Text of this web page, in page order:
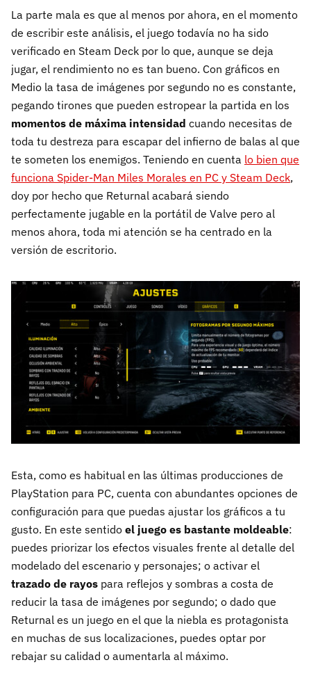
La parte mala es que al menos por ahora, en el momento
de escribir este análisis, el juego todavía no ha sido
verificado en Steam Deck por lo que, aunque se deja
jugar, el rendimiento no es tan bueno. Con gráficos en
Medio la tasa de imágenes por segundo no es constante,
pegando tirones que pueden estropear la partida en los
momentos de máxima intensidad cuando necesitas de
toda tu destreza para escapar del infierno de balas al que
te someten los enemigos. Teniendo en cuenta lo bien que
funciona Spider-Man Miles Morales en PC y Steam Deck,
doy por hecho que Returnal acabará siendo
perfectamente jugable en la portátil de Valve pero al
menos ahora, toda mi atención se ha centrado en la
versión de escritorio.
Esta, como es habitual en las últimas producciones de
PlayStation para PC, cuenta con abundantes opciones de
configuración para que puedas ajustar los gráficos a tu
gusto. En este sentido el juego es bastante moldeable:
puedes priorizar los efectos visuales frente al detalle del
modelado del escenario y personajes; o activar el
trazado de rayos para reflejos y sombras a costa de
reducir la tasa de imágenes por segundo; o dado que
Returnal es un juego en el que la niebla es protagonista
en muchas de sus localizaciones, puedes optar por
rebajar su calidad o aumentarla al máximo.